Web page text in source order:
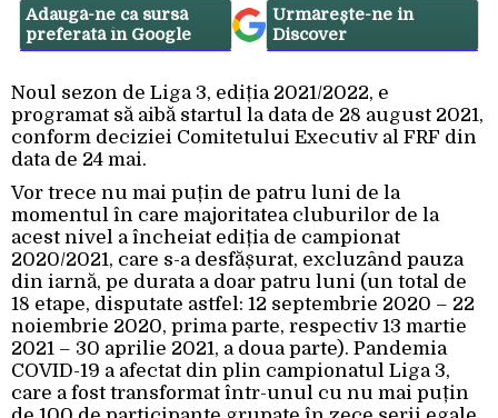
Adaugă-ne ca sursă
preferată în Google
Urmărește-ne in
Discover
Noul sezon de Liga 3, ediția 2021/2022, e
programat să aibă startul la data de 28 august 2021,
conform deciziei Comitetului Executiv al FRF din
data de 24 mai.
Vor trece nu mai puțin de patru luni de la
momentul în care majoritatea cluburilor de la
acest nivel a încheiat ediția de campionat
2020/2021, care s-a desfășurat, excluzând pauza
din iarnă, pe durata a doar patru luni (un total de
18 etape, disputate astfel: 12 septembrie 2020 – 22
noiembrie 2020, prima parte, respectiv 13 martie
2021 – 30 aprilie 2021, a doua parte). Pandemia
COVID-19 a afectat din plin campionatul Liga 3,
care a fost transformat într-unul cu nu mai puțin